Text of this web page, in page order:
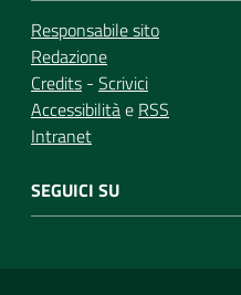
Responsabile sito
Redazione
Credits - Scrivici
Accessibilitàe RSS
Intranet
SEGUICI SU